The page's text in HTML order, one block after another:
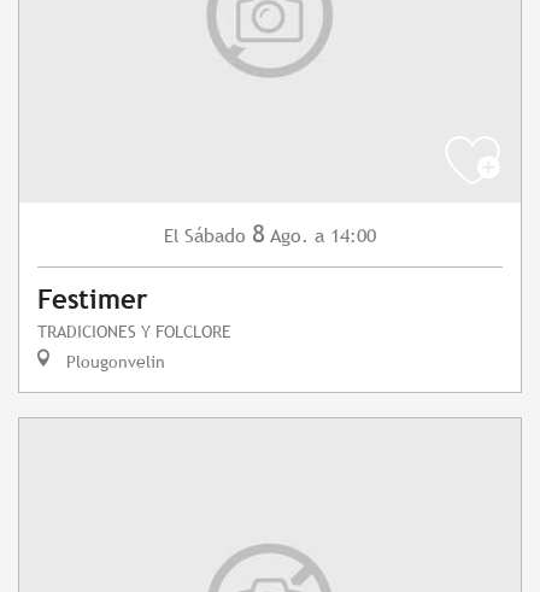
El Sábado 8 Ago. a 14:00
Festimer
TRADICIONES Y FOLCLORE
Plougonvelin